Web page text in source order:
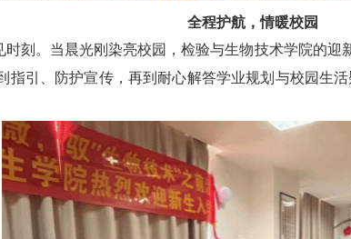
全程护航，情暖校园
刻。当晨光刚染亮校园，检验与生物技术学院的迎
指引、防护宣传，再到耐心解答学业规划与校园生